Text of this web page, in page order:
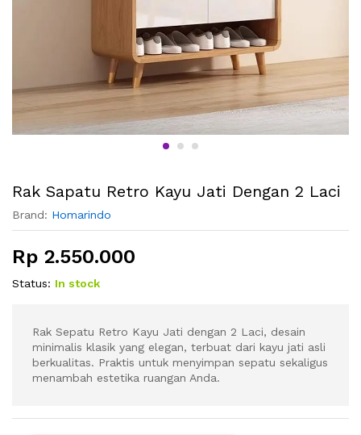
Rak Sapatu Retro Kayu Jati Dengan 2 Laci
Brand: Homarindo
Rp 2.550.000
Status: In stock
Rak Sepatu Retro Kayu Jati dengan 2 Laci, desain
minimalis klasik yang elegan, terbuat dari kayu jati asli
berkualitas. Praktis untuk menyimpan sepatu sekaligus
menambah estetika ruangan Anda.